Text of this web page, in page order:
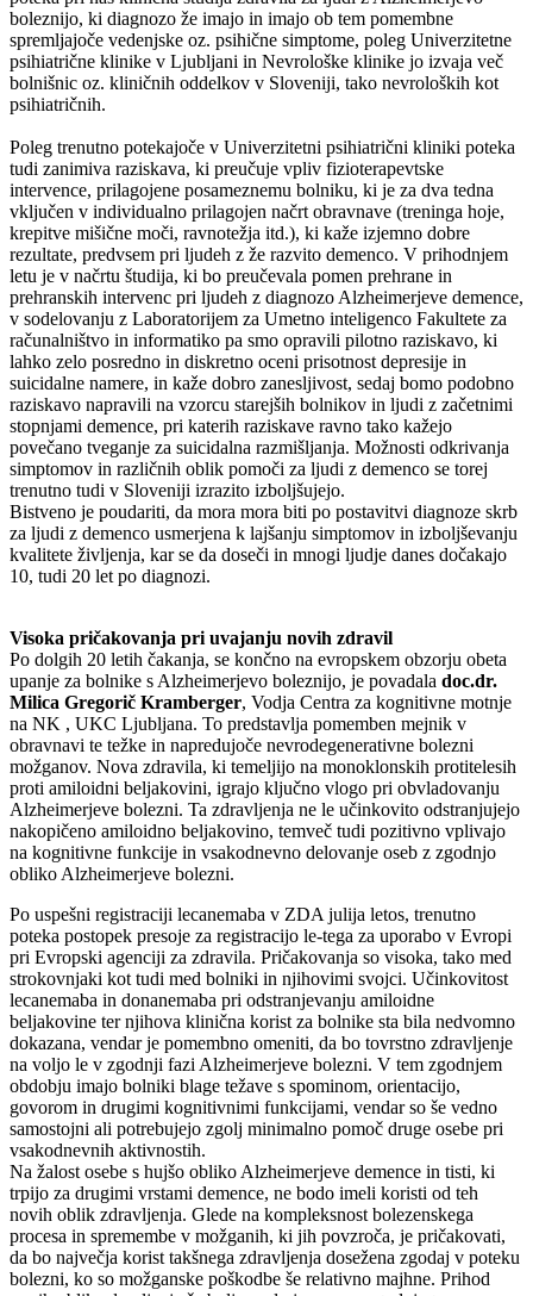
boleznijo, ki diagnozo že imajo in imajo ob tem pomembne
spremljajoče vedenjske oz. psihične simptome, poleg Univerzitetne
psihiatrične klinike v Ljubljani in Nevrološke klinike jo izvaja več
bolnišnic oz. kliničnih oddelkov v Sloveniji, tako nevroloških kot
psihiatričnih.
Poleg trenutno potekajoče v Univerzitetni psihiatrični kliniki poteka
tudi zanimiva raziskava, ki preučuje vpliv fizioterapevtske
intervence, prilagojene posameznemu bolniku, ki je za dva tedna
vključen v individualno prilagojen načrt obravnave (treninga hoje,
krepitve mišične moči, ravnotežja itd.), ki kaže izjemno dobre
rezultate, predvsem pri ljudeh z že razvito demenco. V prihodnjem
letu je v načrtu študija, ki bo preučevala pomen prehrane in
prehranskih intervenc pri ljudeh z diagnozo Alzheimerjeve demence,
v sodelovanju z Laboratorijem za Umetno inteligenco Fakultete za
računalništvo in informatiko pa smo opravili pilotno raziskavo, ki
lahko zelo posredno in diskretno oceni prisotnost depresije in
suicidalne namere, in kaže dobro zanesljivost, sedaj bomo podobno
raziskavo napravili na vzorcu starejših bolnikov in ljudi z začetnimi
stopnjami demence, pri katerih raziskave ravno tako kažejo
povečano tveganje za suicidalna razmišljanja. Možnosti odkrivanja
simptomov in različnih oblik pomoči za ljudi z demenco se torej
trenutno tudi v Sloveniji izrazito izboljšujejo.
Bistveno je poudariti, da mora mora biti po postavitvi diagnoze skrb
za ljudi z demenco usmerjena k lajšanju simptomov in izboljševanju
kvalitete življenja, kar se da doseči in mnogi ljudje danes dočakajo
10, tudi 20 let po diagnozi.
Visoka pričakovanja pri uvajanju novih zdravil
Po dolgih 20 letih čakanja, se končno na evropskem obzorju obeta
upanje za bolnike s Alzheimerjevo boleznijo, je povadala doc.dr.
Milica Gregorič Kramberger, Vodja Centra za kognitivne motnje
na NK , UKC Ljubljana. To predstavlja pomemben mejnik v
obravnavi te težke in napredujoče nevrodegenerativne bolezni
možganov. Nova zdravila, ki temeljijo na monoklonskih protitelesih
proti amiloidni beljakovini, igrajo ključno vlogo pri obvladovanju
Alzheimerjeve bolezni. Ta zdravljenja ne le učinkovito odstranjujejo
nakopičeno amiloidno beljakovino, temveč tudi pozitivno vplivajo
na kognitivne funkcije in vsakodnevno delovanje oseb z zgodnjo
obliko Alzheimerjeve bolezni.
Po uspešni registraciji lecanemaba v ZDA julija letos, trenutno
poteka postopek presoje za registracijo le-tega za uporabo v Evropi
pri Evropski agenciji za zdravila. Pričakovanja so visoka, tako med
strokovnjaki kot tudi med bolniki in njihovimi svojci. Učinkovitost
lecanemaba in donanemaba pri odstranjevanju amiloidne
beljakovine ter njihova klinična korist za bolnike sta bila nedvomno
dokazana, vendar je pomembno omeniti, da bo tovrstno zdravljenje
na voljo le v zgodnji fazi Alzheimerjeve bolezni. V tem zgodnjem
obdobju imajo bolniki blage težave s spominom, orientacijo,
govorom in drugimi kognitivnimi funkcijami, vendar so še vedno
samostojni ali potrebujejo zgolj minimalno pomoč druge osebe pri
vsakodnevnih aktivnostih.
Na žalost osebe s hujšo obliko Alzheimerjeve demence in tisti, ki
trpijo za drugimi vrstami demence, ne bodo imeli koristi od teh
novih oblik zdravljenja. Glede na kompleksnost bolezenskega
procesa in spremembe v možganih, ki jih povzroča, je pričakovati,
da bo največja korist takšnega zdravljenja dosežena zgodaj v poteku
bolezni, ko so možganske poškodbe še relativno majhne. Prihod